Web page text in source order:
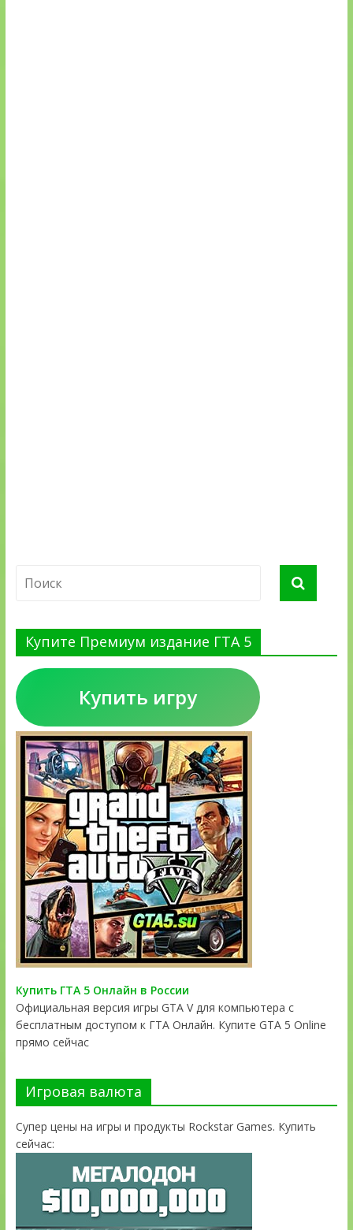
Купите Премиум издание ГТА 5
Купить игру
Купить ГТА 5 Онлайн в России
Официальная версия игры GTA V для компьютера с
бесплатным доступом к ГТА Онлайн. Купите GTA 5 Online
прямо сейчас
Игровая валюта
Супер цены на игры и продукты Rockstar Games. Купить
сейчас: